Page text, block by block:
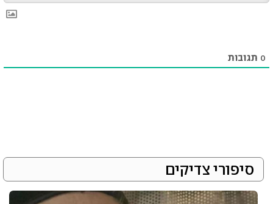
0 תגובות
סיפורי צדיקים